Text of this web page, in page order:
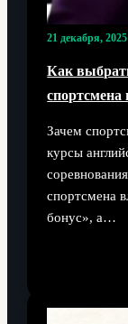
21 декабря, 2025
Как
Зачем
курсы
спортсмена
бонус», а…